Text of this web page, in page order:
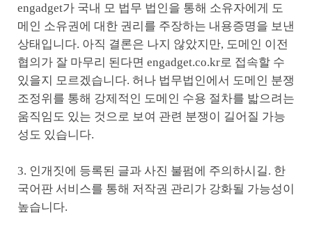
engadget가 국내 모 법무 법인을 통해 소유자에게 도
메인 소유권에 대한 권리를 주장하는 내용증명을 보낸
상태입니다. 아직 결론은 나지 않았지만, 도메인 이전
협의가 잘 마무리 된다면 engadget.co.kr로 접속할 수
있을지 모르겠습니다. 허나 법무법인에서 도메인 분쟁
조정위를 통해 강제적인 도메인 수용 절차를 밟으려는
움직임도 있는 것으로 보여 관련 분쟁이 길어질 가능
성도 있습니다.
3. 인개짓에 등록된 글과 사진 불펌에 주의하시길. 한
국어판 서비스를 통해 저작권 관리가 강화될 가능성이
높습니다.